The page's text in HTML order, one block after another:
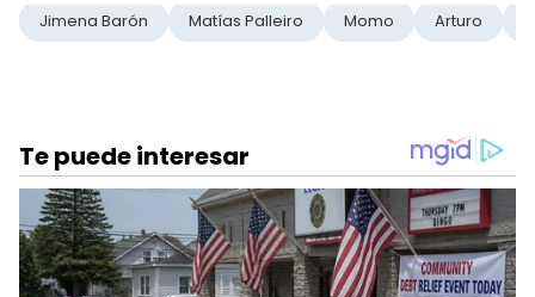
Jimena Barón Matías Palleiro Momo Arturo